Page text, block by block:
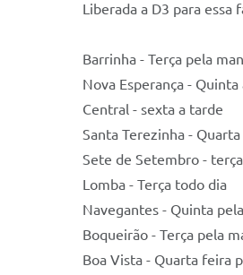
Liberada a D3 para essa
Barrinha - Terça pela
Nova Esperança - Quinta
Central - sexta a tarde
Santa Terezinha -
Sete de Setembro -
Lomba - Terça todo dia
Navegantes - Quinta
Boqueirão - Terça pela
Boa Vista - Quarta feira